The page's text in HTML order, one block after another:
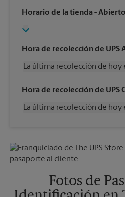
Horario de la tienda -
Hora de recolección de UPS
La última recolección de hoy
Miércoles
5:30 PM
Viernes
5:30 PM
Martes
Hora de recolección de UPS
La última recolección de hoy
Viernes
5:30 PM
Sábado
Sin Recolección
5:30 PM
Martes
5:30 PM
Fotos de